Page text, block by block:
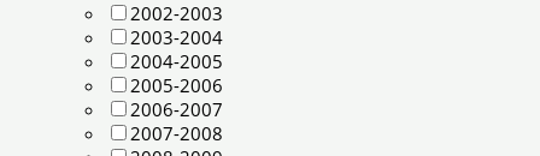
2002-2003
2003-2004
2004-2005
2005-2006
2006-2007
2007-2008